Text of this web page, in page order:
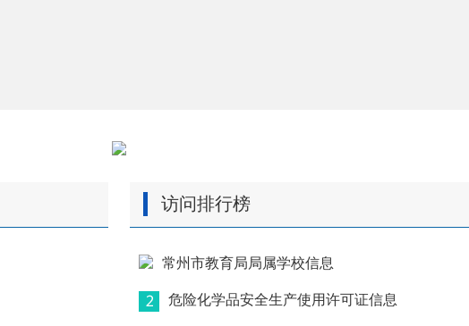
访问排行榜
常州市教育局局属学校信息
危险化学品安全生产使用许可证信息